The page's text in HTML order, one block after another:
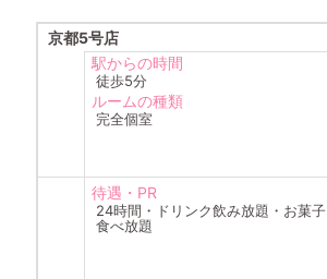
京都5号店
駅からの時間
徒歩5分
ルームの種類
完全個室
待遇・PR
24時間・ドリンク飲み放題・お菓子
食べ放題